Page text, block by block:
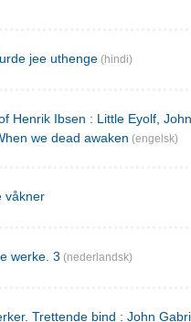
jee uthenge (hindi)
Henrik Ibsen : Little Eyolf,
we dead awaken (engelsk)
våkner
werke. 3 (nederlandsk)
Trettende bind : John